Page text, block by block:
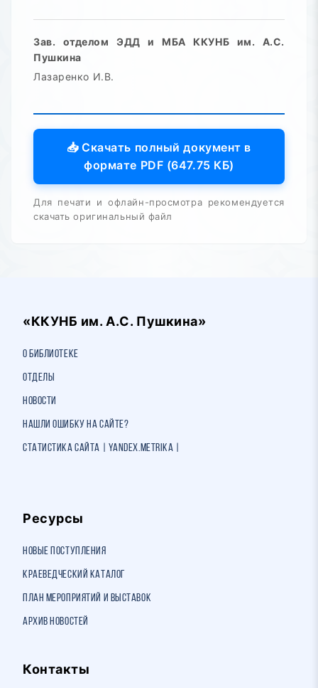
Зав. отделом ЭДД и МБА ККУНБ им. А.С.
Пушкина
Лазаренко И.В.
📥 Скачать полный документ в
формате PDF (647.75 КБ)
Для печати и офлайн-просмотра рекомендуется
скачать оригинальный файл
«ККУНБ им. А.С. Пушкина»
О библиотеке
Отделы
Новости
Нашли ошибку на сайте?
Статистика сайта | Yandex.Metrika |
Ресурсы
Новые поступления
Краеведческий каталог
План мероприятий и выставок
Архив новостей
Контакты